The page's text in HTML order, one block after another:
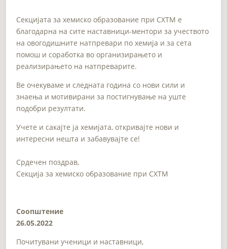
Секцијата за хемиско образование при СХТМ е
благодарна на сите наставници-ментори за учеството
на овогодишните натпревари по хемија и за сета
помош и соработка во организирањето и
реализирањето на натпреварите.
Ве очекуваме и следната година со нови сили и
знаења и мотивирани за постигнување на уште
подобри резултати.
Учете и сакајте ја хемијата, откривајте нови и
интересни нешта и забавувајте се!
Срдечен поздрав,
Секција за хемиско образование при СХТМ
Соопштение
26.05.2022
Почитувани ученици и наставници,